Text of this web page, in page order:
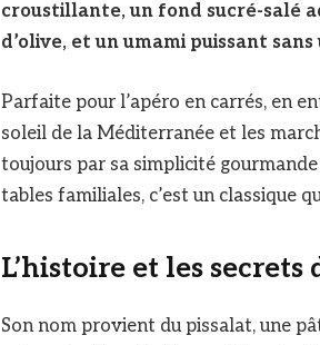
croustillante, un fond sucré-salé
d’olive, et un umami puissant
Parfaite pour l’apéro en carrés, en
soleil de la Méditerranée et les
toujours par sa simplicité
tables familiales, c’est un classique
L’histoire et les
Son nom provient du pissalat, une